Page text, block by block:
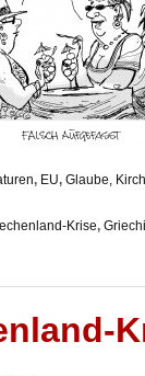
, EU, Glaube,
Krise,